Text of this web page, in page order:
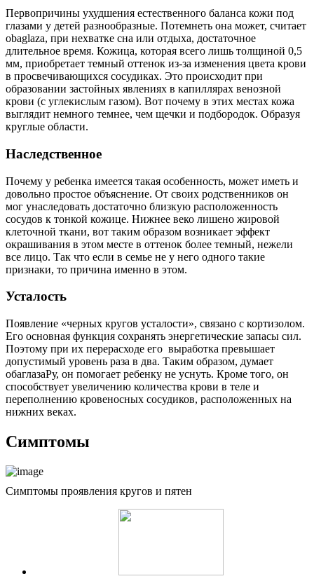
Первопричины ухудшения естественного баланса кожи под
глазами у детей разнообразные. Потемнеть она может, считает
оbaglazа, при нехватке сна или отдыха, достаточное
длительное время. Кожица, которая всего лишь толщиной 0,5
мм, приобретает темный оттенок из-за изменения цвета крови
в просвечивающихся сосудиках. Это происходит при
образовании застойных явлениях в капиллярах венозной
крови (с углекислым газом). Вот почему в этих местах кожа
выглядит немного темнее, чем щечки и подбородок. Образуя
круглые области.
Наследственное
Почему у ребенка имеется такая особенность, может иметь и
довольно простое объяснение. От своих родственников он
мог унаследовать достаточно близкую расположенность
сосудов к тонкой кожице. Нижнее веко лишено жировой
клеточной ткани, вот таким образом возникает эффект
окрашивания в этом месте в оттенок более темный, нежели
все лицо. Так что если в семье не у него одного такие
признаки, то причина именно в этом.
Усталость
Появление «черных кругов усталости», связано с кортизолом.
Его основная функция сохранять энергетические запасы сил.
Поэтому при их перерасходе его выработка превышает
допустимый уровень раза в два. Таким образом, думает
обаглазаРу, он помогает ребенку не уснуть. Кроме того, он
способствует увеличению количества крови в теле и
переполнению кровеносных сосудиков, расположенных на
нижних веках.
Симптомы
Симптомы проявления кругов и пятен